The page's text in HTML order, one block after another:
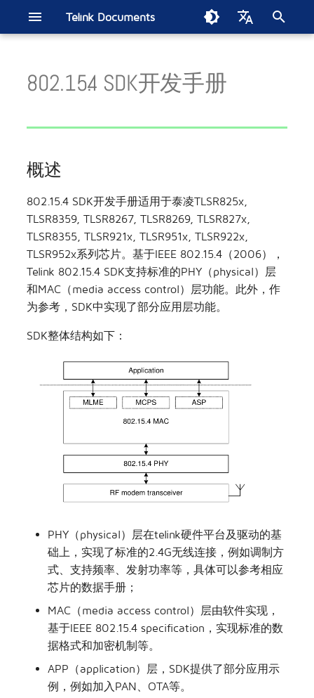
Telink Documents
中文
Telink IoT Studio
烧录调试工具(Windows)
烧录调试工具(Linux & MAC)
泰凌VS Code扩展应用
Get started
B80 BLE单连接SDK
B80 BLE OTP SDK
TC BLE单连接SDK
tl_ble_sdk多连接SDK
Get started
Handbook
tc_ble_sdk多连接SDK
SIG Mesh SDK
Get started
BLE音频SDK
B91低功耗音频CIS
BT/BLE双模SDK
B91 BT/低延时双模在线通⽤
低延时麦克风SDK
Get started
Handbook
Zigbee BLE SDK
概述
泰凌802.15.4 SDK
软件架构
MAC常用APIs
802.15.4 SDK应用开发
OTA
构建Thread网路
FindMy网络SDK
Matter开发手册
2.4GHz私有协议SDK
直播麦克风SDK
Wi-Fi SDK
B80 BLE单连接SDK电流测试
试报告
开发板 TL7218X开发板
TL3228X开发板
TC3215X开发板
TLSR9528A开发板
TLSR9518A开发板
TLSR8278开发板
模组
ML321x系列
ML322x系列
ML9118A
模组底板
参考设计
经典蓝牙(BT)/蓝牙低功耗
智能家居 智能灯泡
智慧零售
电子货架标签
无线音频
Soundbar
无线头戴式耳机
无线电竞
无线电竞鼠标
位置服务
苹果FMN
汽车电子
汽车数字车钥匙
人工智能
EdgeAI NS TL721x
其他
Zigbee Direct示例演示
电磁干扰测试
第二代测试平台
AIOT-DK1 + ML7218
802.15.4 SDK开发手册
概述
802.15.4 SDK开发手册适用于泰凌TLSR825x,
TLSR8359, TLSR8267, TLSR8269, TLSR827x,
TLSR8355, TLSR921x, TLSR951x, TLSR922x,
TLSR952x系列芯片。基于IEEE 802.15.4（2006），
Telink 802.15.4 SDK支持标准的PHY（physical）层
和MAC（media access control）层功能。此外，作
为参考，SDK中实现了部分应用层功能。
SDK整体结构如下：
PHY（physical）层在telink硬件平台及驱动的基
础上，实现了标准的2.4G无线连接，例如调制方
式、支持频率、发射功率等，具体可以参考相应
芯片的数据手册；
MAC（media access control）层由软件实现，
基于IEEE 802.15.4 specification，实现标准的数
据格式和加密机制等。
APP（application）层，SDK提供了部分应用示
例，例如加入PAN、OTA等。